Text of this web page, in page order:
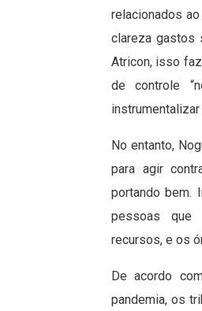
relacionados
clareza gastos
Atricon, isso
de controle
No entanto,
para agir
portando bem.
pessoas que
recursos, e os
De acordo
pandemia, os